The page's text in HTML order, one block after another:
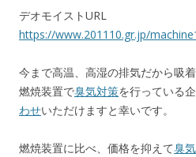
デオモイストURL
https://www.201110.gr.jp/
今まで高温、高湿の排気だから吸
燃焼装置で臭気対策を行っている
わせいただけますと幸いです。
燃焼装置に比べ、価格を抑えて臭